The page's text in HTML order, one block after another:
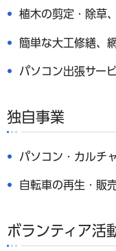
植木の剪定・除草
簡単な大工修繕、
パソコン出張サー
独自事業
パソコン・カルチ
自転車の再生・販
ボランティア活